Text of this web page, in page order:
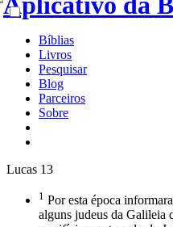
Bíblias
Livros
Pesquisar
Blog
Parceiros
Sobre
Lucas 13
1 Por esta época
alguns judeus da Galileia